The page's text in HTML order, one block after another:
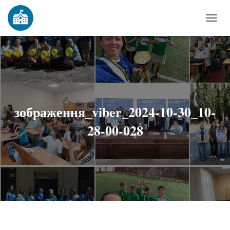
Е
Р
К
Н
У
Т
И
Н
А
В
І
Г
зображення_viber_2024-10-30_10-
28-00-028